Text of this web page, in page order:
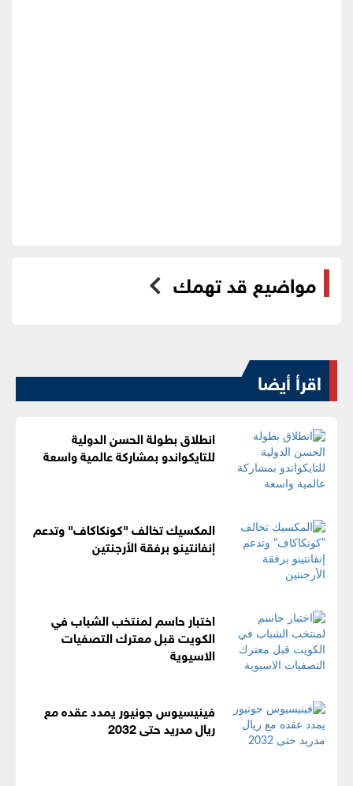
مواضيع قد تهمك
اقرأ أيضا
انطلاق بطولة الحسن الدولية
للتايكواندو بمشاركة عالمية واسعة
المكسيك تخالف "كونكاكاف" وتدعم
إنفانتينو برفقة الأرجنتين
اختبار حاسم لمنتخب الشباب في
الكويت قبل معترك التصفيات
الاسيوية
فينيسيوس جونيور يمدد عقده مع
ريال مدريد حتى 2032